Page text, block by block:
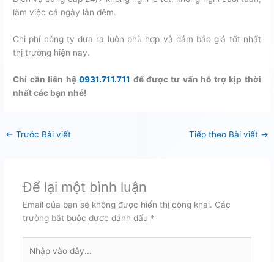
làm việc cả ngày lẫn đêm.
Chi phí công ty đưa ra luôn phù hợp và đảm bảo giá tốt nhất
thị trường hiện nay.
Chỉ cần liên hệ0931.711.711 để được tư vấn hỗ trợ kịp thời
nhất các bạn nhé!
← Trước Bài viết Tiếp theo Bài viết →
Để lại một bình luận
Email của bạn sẽ không được hiển thị công khai. Các
trường bắt buộc được đánh dấu *
vào